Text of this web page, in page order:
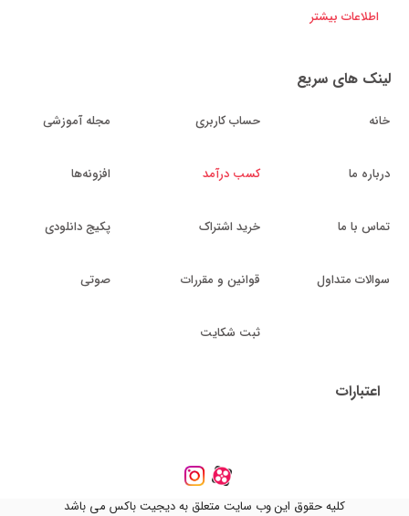
اطلاعات بیشتر
لینک های سریع
خانه
درباره ما
تماس با ما
سوالات متداول
حساب کاربری
کسب درآمد
خرید اشتراک
قوانین و مقررات
ثبت شکایت
مجله آموزشی
افزونه‌ها
پکیج دانلودی
صوتی
اعتبارات
کلیه حقوق این وب سایت متعلق به دیجیت باکس می باشد